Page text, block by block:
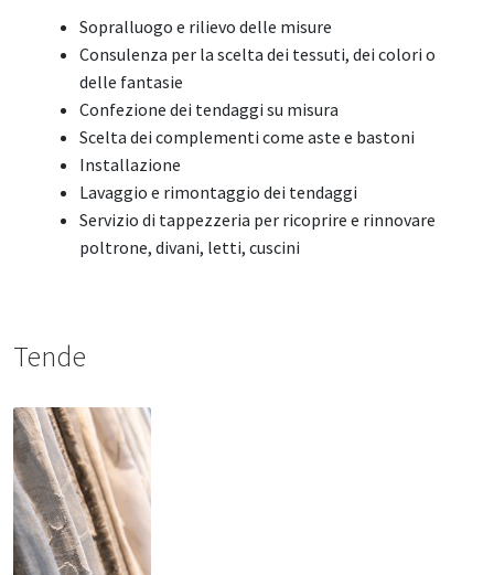
Sopralluogo e rilievo delle misure
Consulenza per la scelta dei tessuti, dei colori o
delle fantasie
Confezione dei tendaggi su misura
Scelta dei complementi come aste e bastoni
Installazione
Lavaggio e rimontaggio dei tendaggi
Servizio di tappezzeria per ricoprire e rinnovare
poltrone, divani, letti, cuscini
Tende